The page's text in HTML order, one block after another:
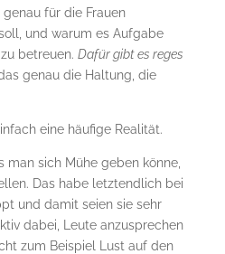
für die Frauen
und warum es Aufgabe
betreuen. Dafür gibt es reges
genau die Haltung, die
eine häufige Realität.
sich Mühe geben könne,
Das habe letztendlich bei
und damit seien sie sehr
dabei, Leute anzusprechen
zum Beispiel Lust auf den